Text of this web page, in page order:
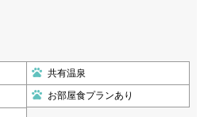
共有温泉
お部屋食プランあり